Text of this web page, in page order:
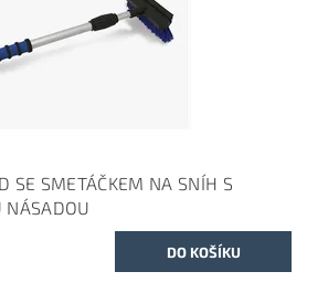
SE SMETÁČKEM NA SNÍH S
NÁSADOU